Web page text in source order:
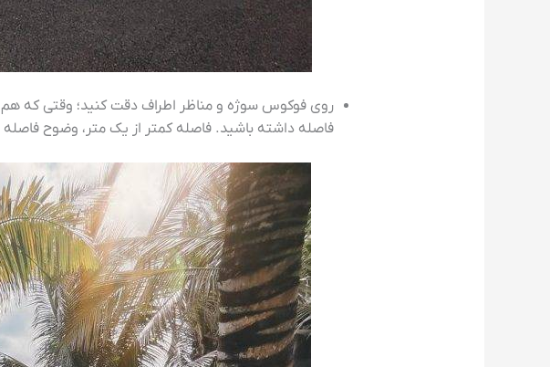
روی فوکوس سوژه و مناظر اطراف دقت کنید؛ وقتی که هم
فاصله داشته باشید. فاصله کمتر از یک متر، وضوح